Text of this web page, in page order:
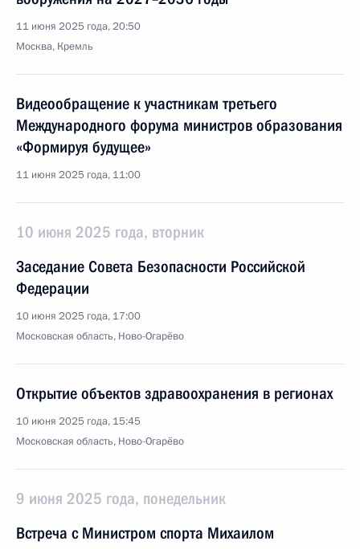
11 июня 2025 года, 20:50
Москва, Кремль
Видеообращение к участникам третьего
Международного форума министров образования
«Формируя будущее»
11 июня 2025 года, 11:00
10 июня 2025 года, вторник
Заседание Совета Безопасности Российской
Федерации
10 июня 2025 года, 17:00
Московская область, Ново-Огарёво
Открытие объектов здравоохранения в регионах
10 июня 2025 года, 15:45
Московская область, Ново-Огарёво
9 июня 2025 года, понедельник
Встреча с Министром спорта Михаилом